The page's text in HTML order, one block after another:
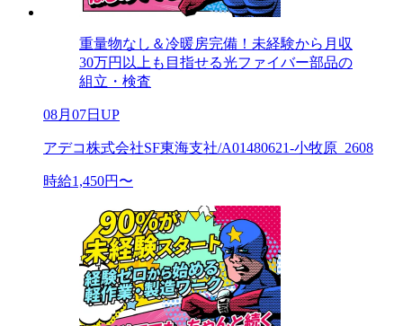
重量物なし＆冷暖房完備！未経験から月収
30万円以上も目指せる光ファイバー部品の
組立・検査
08月07日UP
アデコ株式会社SF東海支社/A01480621-小牧原_2608
時給1,450円〜